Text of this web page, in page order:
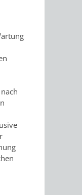
KLIMASCHUTZ
KLIMASCHUTZ
UND